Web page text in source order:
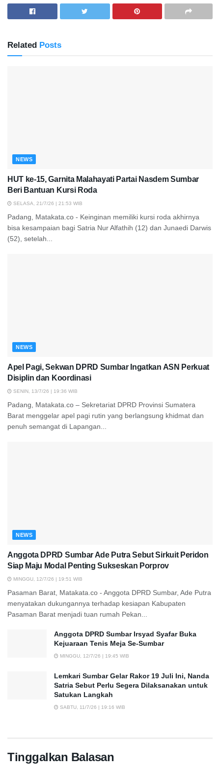
Related Posts
NEWS
HUT ke-15, Garnita Malahayati Partai Nasdem Sumbar
Beri Bantuan Kursi Roda
SELASA, 21/7/26 | 21:53 WIB
Padang, Matakata.co - Keinginan memiliki kursi roda akhirnya
bisa kesampaian bagi Satria Nur Alfathih (12) dan Junaedi Darwis
(52), setelah...
NEWS
Apel Pagi, Sekwan DPRD Sumbar Ingatkan ASN Perkuat
Disiplin dan Koordinasi
SENIN, 13/7/26 | 19:36 WIB
Padang, Matakata.co – Sekretariat DPRD Provinsi Sumatera
Barat menggelar apel pagi rutin yang berlangsung khidmat dan
penuh semangat di Lapangan...
NEWS
Anggota DPRD Sumbar Ade Putra Sebut Sirkuit Peridon
Siap Maju Modal Penting Sukseskan Porprov
MINGGU, 12/7/26 | 19:51 WIB
Pasaman Barat, Matakata.co - Anggota DPRD Sumbar, Ade Putra
menyatakan dukungannya terhadap kesiapan Kabupaten
Pasaman Barat menjadi tuan rumah Pekan...
Anggota DPRD Sumbar Irsyad Syafar Buka
Kejuaraan Tenis Meja Se-Sumbar
MINGGU, 12/7/26 | 19:45 WIB
Lemkari Sumbar Gelar Rakor 19 Juli Ini, Nanda
Satria Sebut Perlu Segera Dilaksanakan untuk
Satukan Langkah
SABTU, 11/7/26 | 19:16 WIB
Tinggalkan Balasan